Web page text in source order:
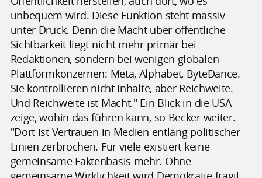
unbequem wird. Diese Funktion steht massiv
unter Druck. Denn die Macht über öffentliche
Sichtbarkeit liegt nicht mehr primär bei
Redaktionen, sondern bei wenigen globalen
Plattformkonzernen: Meta, Alphabet, ByteDance.
Sie kontrollieren nicht Inhalte, aber Reichweite.
Und Reichweite ist Macht." Ein Blick in die USA
zeige, wohin das führen kann, so Becker weiter.
"Dort ist Vertrauen in Medien entlang politischer
Linien zerbrochen. Für viele existiert keine
gemeinsame Faktenbasis mehr. Ohne